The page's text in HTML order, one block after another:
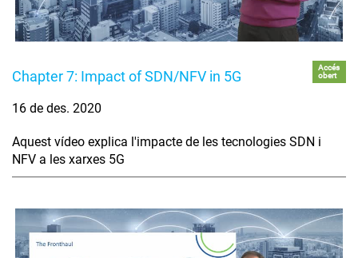
Chapter 7: Impact of SDN/NFV in 5G
Accés
obert
16 de des. 2020
Aquest vídeo explica l'impacte de les tecnologies SDN i
NFV a les xarxes 5G